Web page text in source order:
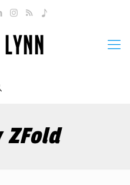
ZFold